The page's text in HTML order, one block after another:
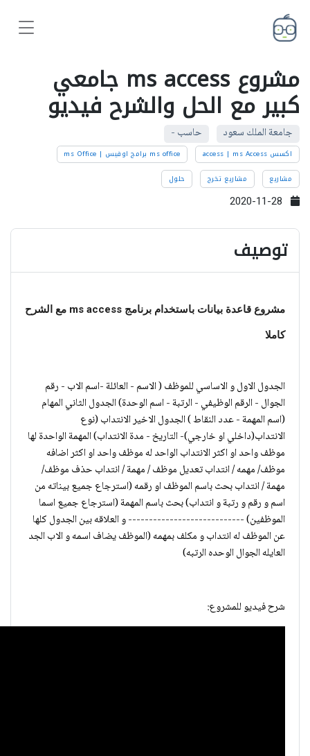
مشروع ms access جامعي
كبير مع الحل والشرح فيديو
جامعة الملك سعود حاسب -
اكسس access | ms Access
ms office برامج اوفيس | ms Office
مشاريع
مشاريع تخرج حلول
توصيف
كاملا
العايله الجوال الوحده الرتبه)
شرح فيديو للمشروع: